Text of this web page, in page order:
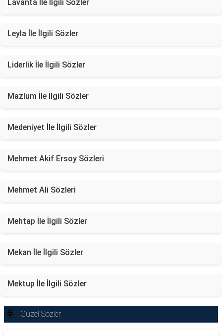
Lavanta İle İlgili Sözler
Leyla İle İlgili Sözler
Liderlik İle İlgili Sözler
Mazlum İle İlgili Sözler
Medeniyet İle İlgili Sözler
Mehmet Akif Ersoy Sözleri
Mehmet Ali Sözleri
Mehtap İle İlgili Sözler
Mekan İle İlgili Sözler
Mektup İle İlgili Sözler
Güzel Sözler